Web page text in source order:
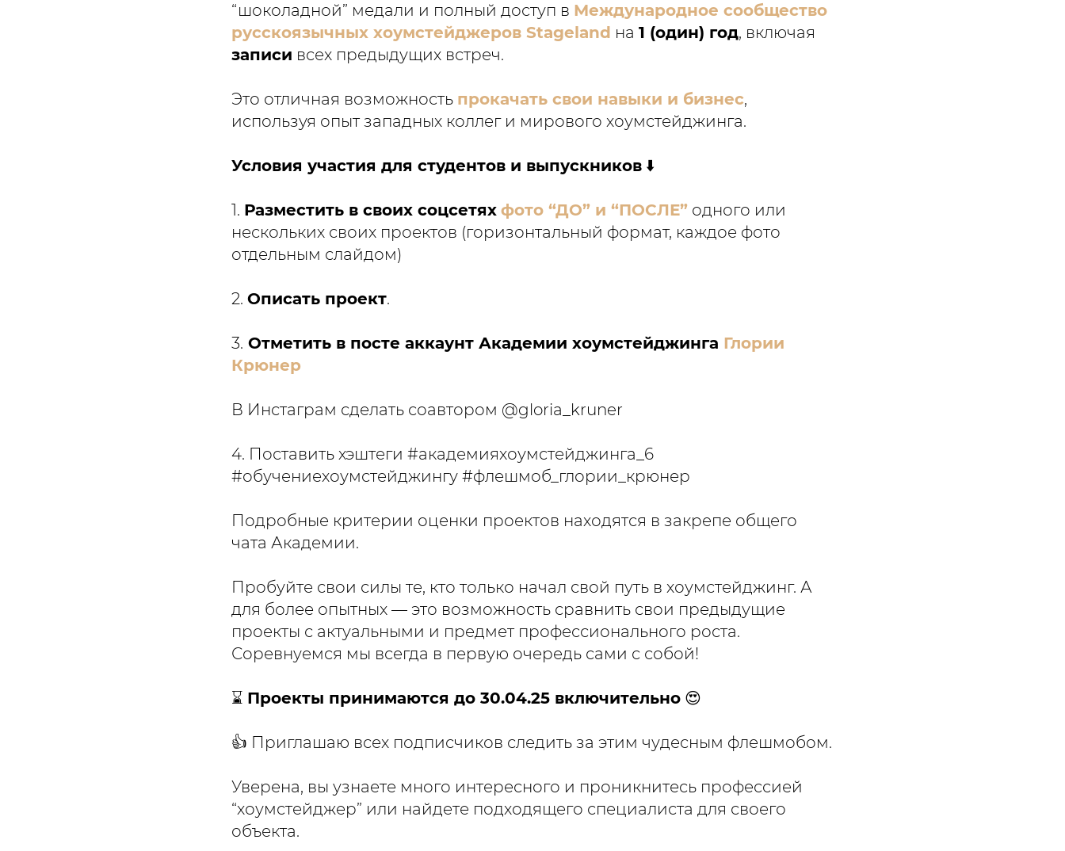
“шоколадной” медали и полный доступ в Международное сообщество
русскоязычных хоумстейджеров Stageland на 1 (один) год, включая
записи всех предыдущих встреч.
Это отличная возможность прокачать свои навыки и бизнес,
используя опыт западных коллег и мирового хоумстейджинга.
Условия участия для студентов и выпускников ⬇️
1. Разместить в своих соцсетях фото “ДО” и “ПОСЛЕ” одного или
нескольких своих проектов (горизонтальный формат, каждое фото
отдельным слайдом)
2. Описать проект.
3. Отметить в посте аккаунт Академии хоумстейджинга Глории
Крюнер
В Инстаграм сделать соавтором @gloria_kruner
4. Поставить хэштеги #академияхоумстейджинга_6
#обучениехоумстейджингу #флешмоб_глории_крюнер
Подробные критерии оценки проектов находятся в закрепе общего
чата Академии.
Пробуйте свои силы те, кто только начал свой путь в хоумстейджинг. А
для более опытных — это возможность сравнить свои предыдущие
проекты с актуальными и предмет профессионального роста.
Соревнуемся мы всегда в первую очередь сами с собой!
⌛️ Проекты принимаются до 30.04.25 включительно 😍
👍 Приглашаю всех подписчиков следить за этим чудесным флешмобом.
Уверена, вы узнаете много интересного и проникнитесь профессией
“хоумстейджер” или найдете подходящего специалиста для своего
объекта.